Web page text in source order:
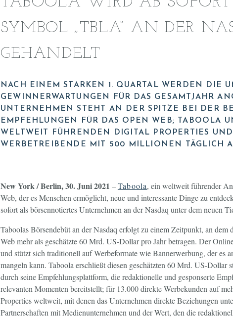
SYMBOL „TBLA“ AN DER
GEHANDELT
NACH EINEM STARKEN 1. QUARTAL WERDEN DIE
GEWINNERWARTUNGEN FÜR DAS GESAMTJAHR
UNTERNEHMEN STEHT AN DER SPITZE BEI DER
EMPFEHLUNGEN FÜR DAS OPEN WEB; TABOOLA
WELTWEIT FÜHRENDEN DIGITAL PROPERTIES
WERBETREIBENDE MIT 500 MILLIONEN TÄGLICH
New York / Berlin, 30. Juni 2021 –Taboola, ein weltweit führender
Web, der es Menschen ermöglicht, neue und interessante Dinge zu
sofort als börsennotiertes Unternehmen an der Nasdaq unter dem neuen
Taboolas Börsendebüt an der Nasdaq erfolgt zu einem Zeitpunkt, an dem
Web mehr als geschätzte 60 Mrd. US-Dollar pro Jahr betragen. Der
und stützt sich traditionell auf Werbeformate wie Bannerwerbung, der es
mangeln kann. Taboola erschließt diesen geschätzten 60 Mrd. US-Dollar
durch seine Empfehlungsplattform, die redaktionelle und gesponserte
relevanten Momenten bereitstellt; für 13.000 direkte Werbekunden auf
Properties weltweit, mit denen das Unternehmen direkte Beziehungen
Partnerschaften mit Medienunternehmen und der Wert, den die